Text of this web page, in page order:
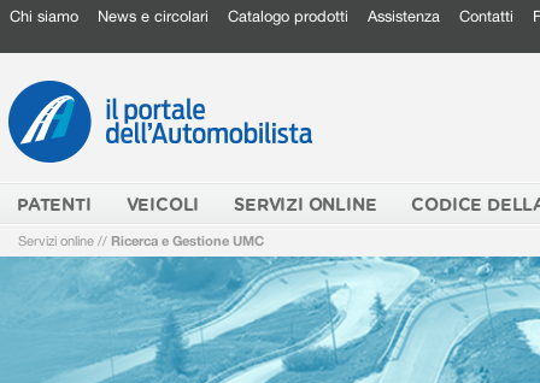
Chi siamo News e circolari Catalogo prodotti Assistenza Contatti
PATENTI VEICOLI SERVIZI ONLINE CODICE
Servizi online // Ricerca e Gestione UMC